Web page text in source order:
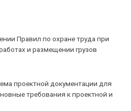
Правил по охране труда при
и размещении грузов
проектной документации для
требования к проектной и